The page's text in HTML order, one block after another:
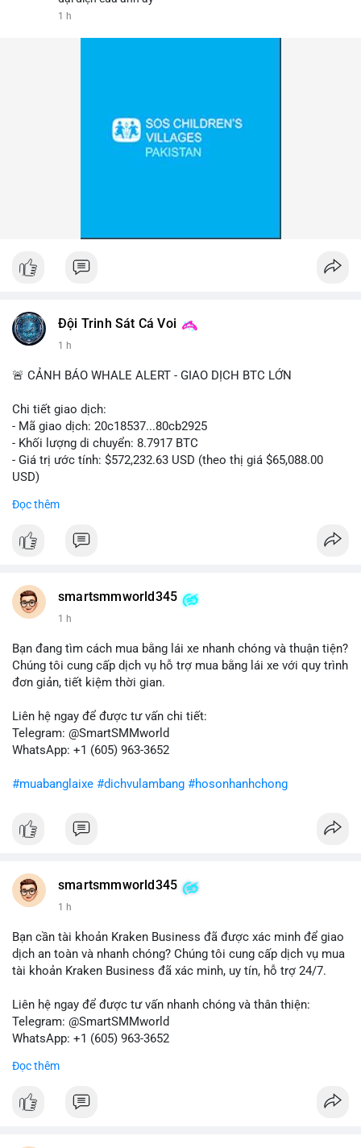
1 h
Đội Trinh Sát Cá Voi
1 h
🚨 CẢNH BÁO WHALE ALERT - GIAO DỊCH BTC LỚN
Chi tiết giao dịch:
- Mã giao dịch: 20c18537...80cb2925
- Khối lượng di chuyển: 8.7917 BTC
- Giá trị ước tính: $572,232.63 USD (theo thị giá $65,088.00
USD)
Khối lượng 8.79 BTC tương đương hơn nửa triệu USD được di
cơ cấu danh mục: chuyển tài sản từ ví nóng sang ví lạnh nhằm
tích trữ dài hạn, hoặc chuẩn bị thanh khoản để thực hiện lệnh
bán ngắn hạn có thể xuất hiện, gây biến động giá. Ngược lại,
nếu chuyển sang ví lạnh, tín hiệu này cho thấy niềm tin nắm giữ
của nhà đầu tư lớn vẫn còn vững chắc.
Lời khuyên cho nhà đầu tư nhỏ lẻ: Theo dõi sát các giao dịch
tiếp theo từ địa chỉ này để xác định điểm đến của dòng tiền.
Tránh hành động theo cảm xúc; hãy dựa trên dữ liệu xác nhận
tăng.
Đọc thêm
smartsmmworld345
1 h
Bạn đang tìm cách mua bằng lái xe nhanh chóng và thuận tiện?
Chúng tôi cung cấp dịch vụ hỗ trợ mua bằng lái xe với quy trình
đơn giản, tiết kiệm thời gian.
Liên hệ ngay để được tư vấn chi tiết:
Telegram: @SmartSMMworld
WhatsApp: +1 (605) 963-3652
#muabanglaixe #dichvulambang #hosonhanhchong
smartsmmworld345
1 h
Bạn cần tài khoản Kraken Business đã được xác minh để giao
dịch an toàn và nhanh chóng? Chúng tôi cung cấp dịch vụ mua
tài khoản Kraken Business đã xác minh, uy tín, hỗ trợ 24/7.
Liên hệ ngay để được tư vấn nhanh chóng và thân thiện:
Telegram: @SmartSMMworld
WhatsApp: +1 (605) 963-3652
#buyverifiedkrakenbusinessaccounts
Đọc thêm